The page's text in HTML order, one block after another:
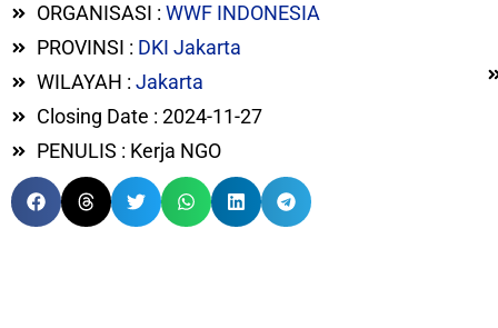
ORGANISASI : WWF INDONESIA
PROVINSI : DKI Jakarta
WILAYAH : Jakarta
Closing Date : 2024-11-27
PENULIS : Kerja NGO